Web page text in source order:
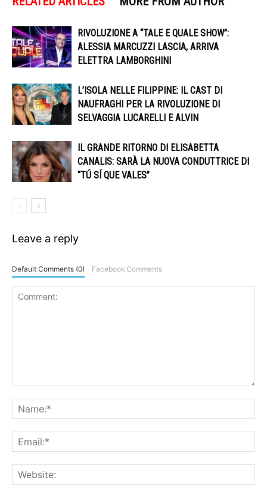
RIVOLUZIONE A “TALE E QUALE SHOW”:
ALESSIA MARCUZZI LASCIA, ARRIVA
ELETTRA LAMBORGHINI
L’ISOLA NELLE FILIPPINE: IL CAST DI
NAUFRAGHI PER LA RIVOLUZIONE DI
SELVAGGIA LUCARELLI E ALVIN
IL GRANDE RITORNO DI ELISABETTA
CANALIS: SARÀ LA NUOVA CONDUTTRICE DI
“TÚ SÍ QUE VALES”
Leave a reply
Default Comments (0) Facebook Comments